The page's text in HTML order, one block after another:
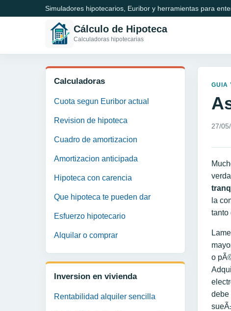
Simuladores hipotecarios, Euribor y herramientas para
Cálculo de Hipoteca
Calculadoras hipotecarias
Calculadoras
Cuota segun Euribor actual
Revision de hipoteca
Cuadro de amortizacion
Amortizacion anticipada
Hipoteca con carencia
Que hipoteca te pueden dar
Esfuerzo hipotecario
Alquilar o comprar
Inversion en vivienda
Rentabilidad alquiler sencilla
GUIA
27/
la
tanto
o
debe